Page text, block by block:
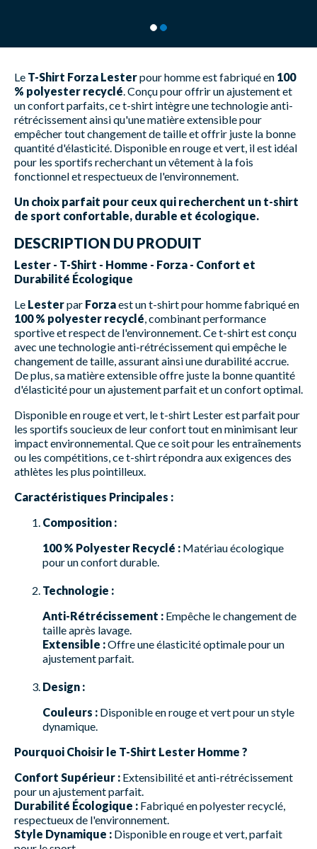
Le T-Shirt Forza Lesterpour homme est fabriqué en 100
% polyester recyclé . Conçu pour offrir un ajustement et
un confort parfaits, ce t-shirt intègre une technologie anti-
rétrécissement ainsi qu'une matière extensible pour
empêcher tout changement de taille et offrir juste la bonne
quantité d'élasticité. Disponible en rouge et vert, il est idéal
pour les sportifs recherchant un vêtement à la fois
fonctionnel et respectueux de l'environnement.
Un choix parfait pour ceux qui recherchent un t-shirt
de sport confortable, durable et écologique.
DESCRIPTION DU PRODUIT
Lester - T-Shirt - Homme - Forza - Confort et
Durabilité Écologique
Le Lesterpar Forzaest un t-shirt pour homme fabriqué en
100 % polyester recyclé , combinant performance
sportive et respect de l'environnement. Ce t-shirt est conçu
avec une technologie anti-rétrécissement qui empêche le
changement de taille, assurant ainsi une durabilité accrue.
De plus, sa matière extensible offre juste la bonne quantité
d'élasticité pour un ajustement parfait et un confort optimal.
Disponible en rouge et vert, le t-shirt Lester est parfait pour
les sportifs soucieux de leur confort tout en minimisant leur
impact environnemental. Que ce soit pour les entraînements
ou les compétitions, ce t-shirt répondra aux exigences des
athlètes les plus pointilleux.
Caractéristiques Principales :
Composition :
100 % Polyester Recyclé : Matériau écologique
pour un confort durable.
Technologie :
Anti-Rétrécissement : Empêche le changement de
taille après lavage.
Extensible :Offre une élasticité optimale pour un
ajustement parfait.
Design :
Couleurs : Disponible en rouge et vert pour un style
dynamique.
Pourquoi Choisir le T-Shirt Lester Homme ?
Confort Supérieur : Extensibilité et anti-rétrécissement
pour un ajustement parfait.
Durabilité Écologique : Fabriqué en polyester recyclé,
respectueux de l'environnement.
Style Dynamique : Disponible en rouge et vert, parfait